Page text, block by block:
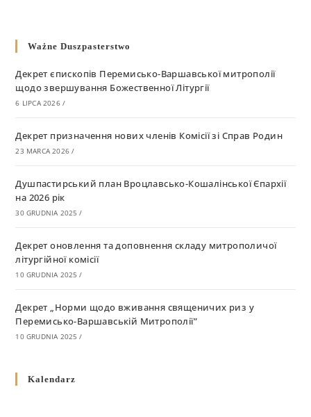
Ważne Duszpasterstwo
Декрет єпископів Перемисько-Варшавської митрополії
щодо звершування Божественної Літургії
6 LIPCA 2026 /
Декрет призначення нових членів Комісії зі Справ Родин
23 MARCA 2026 /
Душпастирський план Вроцлавсько-Кошалінської Єпархії
на 2026 рік
30 GRUDNIA 2025 /
Декрет оновлення та доповнення складу митрополичої
літургійної комісії
10 GRUDNIA 2025 /
Декрет „Норми щодо вживання священичих риз у
Перемисько-Варшавській Митрополії”
10 GRUDNIA 2025 /
григоріанським календарем
Kalendarz